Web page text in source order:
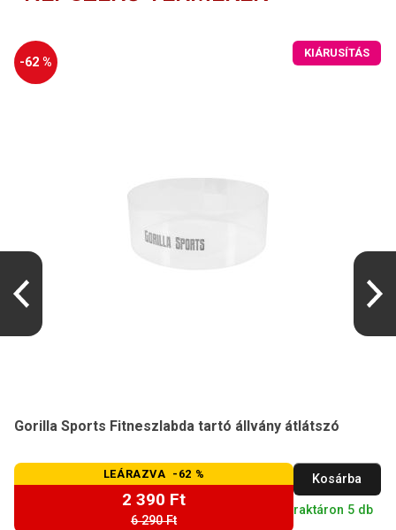
-62 %
KIÁRUSÍTÁS
Gorilla Sports Fitneszlabda tartó állvány átlátszó
LEÁRAZVA -62 %
2 390 Ft
6 290 Ft
Kosárba
raktáron 5 db